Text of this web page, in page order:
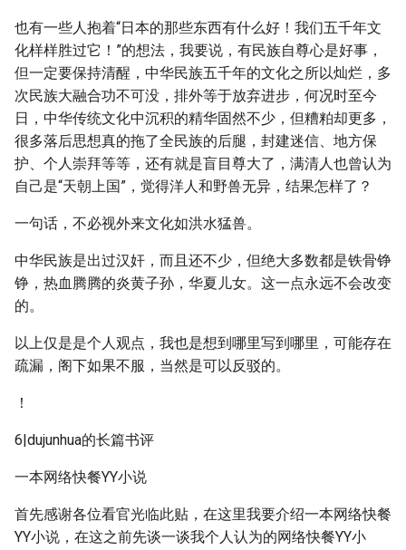
也有一些人抱着“日本的那些东西有什么好！我们五千年文
化样样胜过它！”的想法，我要说，有民族自尊心是好事，
但一定要保持清醒，中华民族五千年的文化之所以灿烂，多
次民族大融合功不可没，排外等于放弃进步，何况时至今
日，中华传统文化中沉积的精华固然不少，但糟粕却更多，
很多落后思想真的拖了全民族的后腿，封建迷信、地方保
护、个人崇拜等等，还有就是盲目尊大了，满清人也曾认为
自己是“天朝上国”，觉得洋人和野兽无异，结果怎样了？
一句话，不必视外来文化如洪水猛兽。
中华民族是出过汉奸，而且还不少，但绝大多数都是铁骨铮
铮，热血腾腾的炎黄子孙，华夏儿女。这一点永远不会改变
的。
以上仅是是个人观点，我也是想到哪里写到哪里，可能存在
疏漏，阁下如果不服，当然是可以反驳的。
！
6|dujunhua的长篇书评
一本网络快餐YY小说
首先感谢各位看官光临此贴，在这里我要介绍一本网络快餐
YY小说，在这之前先谈一谈我个人认为的网络快餐YY小